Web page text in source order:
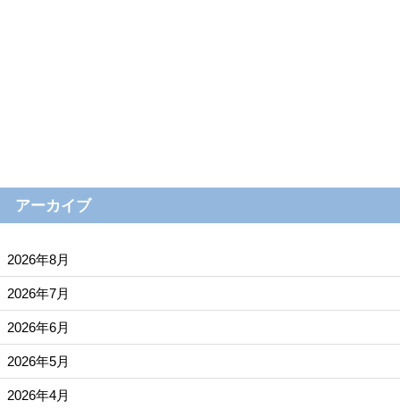
アーカイブ
2026年8月
2026年7月
2026年6月
2026年5月
2026年4月